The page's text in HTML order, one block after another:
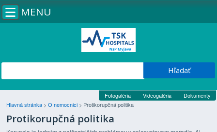
MENU
Fotogaléria Videogaléria
Dokumenty
Hlavná stránka > O nemocnici > Protikorupčná politika
Protikorupčná politika